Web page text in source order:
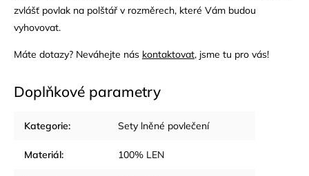
zvlášť povlak na polštář v rozměrech, které Vám budou
vyhovovat.
Máte dotazy? Neváhejte nás kontaktovat, jsme tu pro vás!
Doplňkové parametry
Kategorie: Sety lněné povlečení
Materiál: 100% LEN